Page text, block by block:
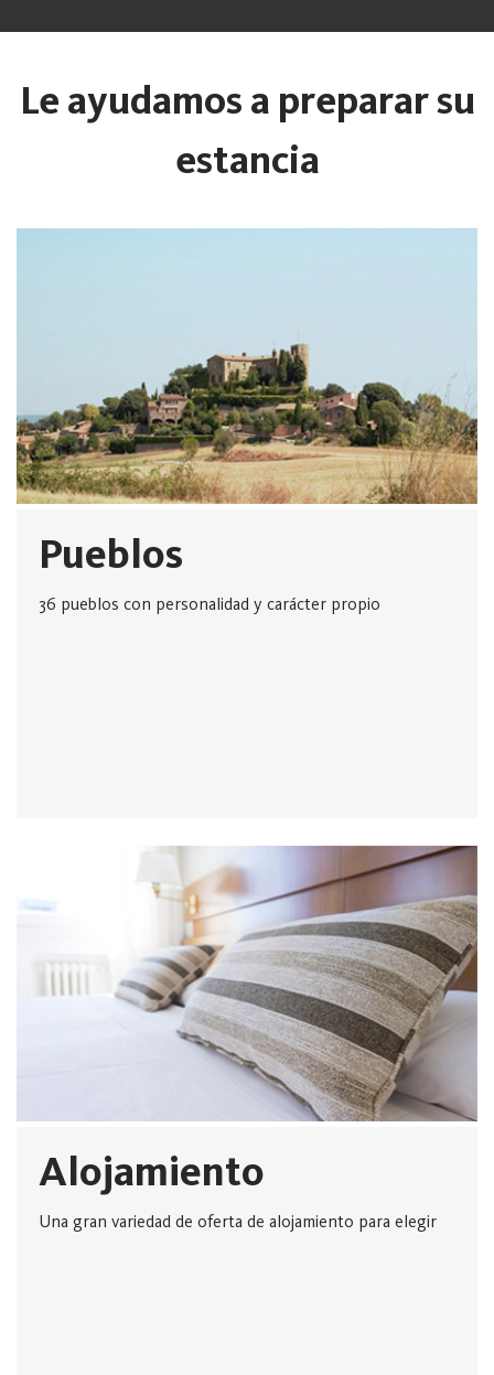
Le ayudamos a preparar su
estancia
Pueblos
36 pueblos con personalidad y carácter propio
Alojamiento
Una gran variedad de oferta de alojamiento para elegir